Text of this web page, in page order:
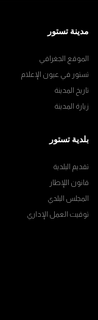
مدينة تستور
الموقع الجغرافي
تستور في عيون الإعلام
تاريخ المدينة
زيارة المدينة
بلدية تستور
تقديم البلدية
قانون اللإطار
المجلس البلدي
توقيت العمل الإداري